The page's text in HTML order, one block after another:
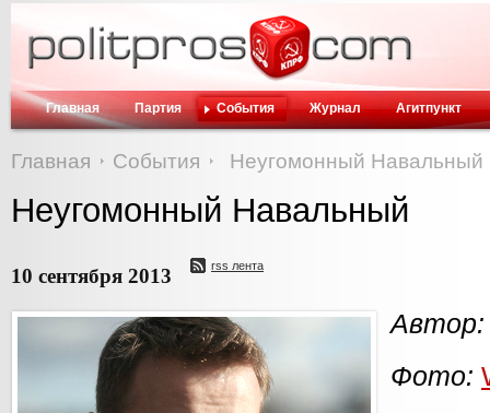
Главная Партия События Журнал Агитпункт
Главная События Неугомонный Навальный
Неугомонный Навальный
10 сентября 2013 rss лента
Автор:
Фото: